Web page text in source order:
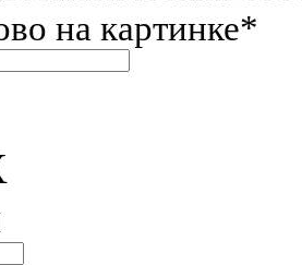
на картинке*